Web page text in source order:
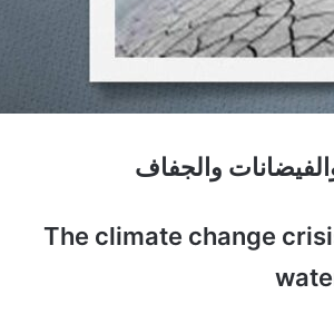
والفيضانات والجفاف
The climate change